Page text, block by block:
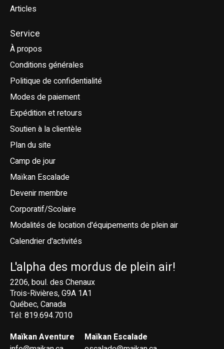
Articles
Service
À propos
Conditions générales
Politique de confidentialité
Modes de paiement
Expédition et retours
Soutien à la clientèle
Plan du site
Camp de jour
Maïkan Escalade
Devenir membre
Corporatif/Scolaire
Modalités de location d'équipements de plein air
Calendrier d'activités
L'alpha des mordus de plein air!
2206, boul. des Chenaux
Trois-Rivières, G9A 1A1
Québec, Canada
Tél: 819.694.7010
Maïkan Aventure
Maïkan Escalade